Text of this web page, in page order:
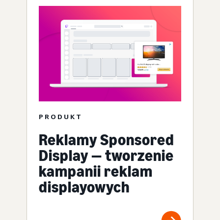
PRODUKT
Reklamy Sponsored
Display — tworzenie
kampanii reklam
displayowych